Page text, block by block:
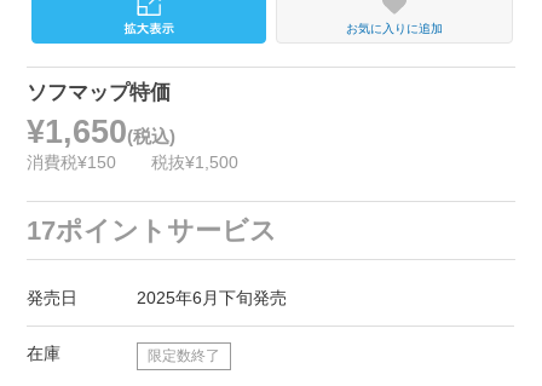
お気に入りに追加
ソフマップ特価
¥1,650(税込)
消費税¥150 税抜¥1,500
17ポイントサービス
発売日 2025年6月下旬発売
在庫 限定数終了